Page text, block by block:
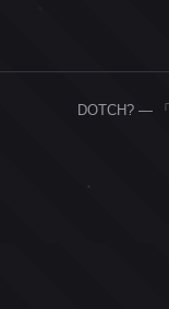
DOTCH? —